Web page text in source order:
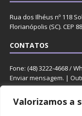
Valorizamos a
Rua dos Ilhéus nº 118
Florianópolis (SC). CEP
CONTATOS
Fone: (48) 3222-4668 /
Enviar mensagem. |
REDES